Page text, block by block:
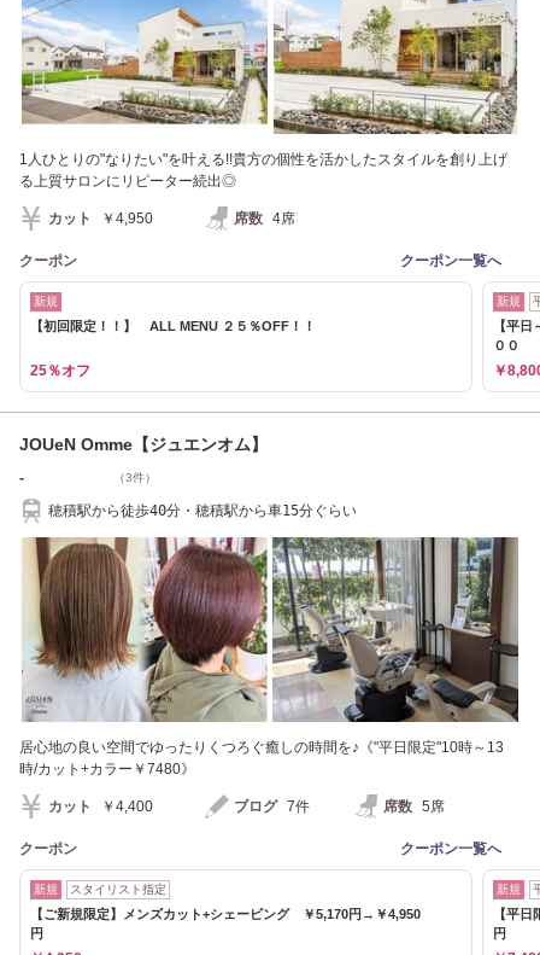
1人ひとりの"なりたい"を叶える!!貴方の個性を活かしたスタイルを創り上げ
る上質サロンにリピーター続出◎
カット ￥4,950 席数 4席
クーポン クーポン一覧へ
新規
【初回限定！！】 ALL MENU ２５％OFF！！
25％オフ
新規
【平
００
￥
JOUeN Omme【ジュエンオム】
- （3件）
穂積駅から徒歩40分・穂積駅から車15分ぐらい
居心地の良い空間でゆったりくつろぐ癒しの時間を♪《"平日限定"10時～13
時/カット+カラー￥7480》
カット ￥4,400 ブログ 7件 席数 5席
クーポン クーポン一覧へ
新規 スタイリスト指定
【ご新規限定】メンズカット+シェービング ￥5,170円→￥4,950
円
新規
【平
円